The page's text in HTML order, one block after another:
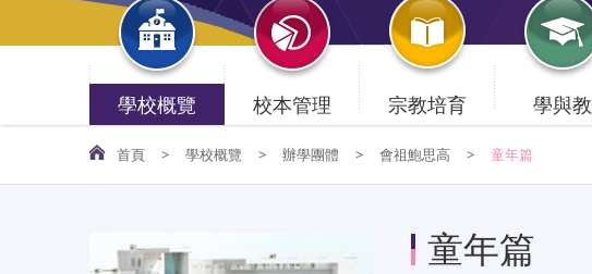
學校概覽 校本管理 宗教培育 學與教
首頁 > 學校概覽 > 辦學團體 > 會祖鮑思高 > 童年篇
童年篇